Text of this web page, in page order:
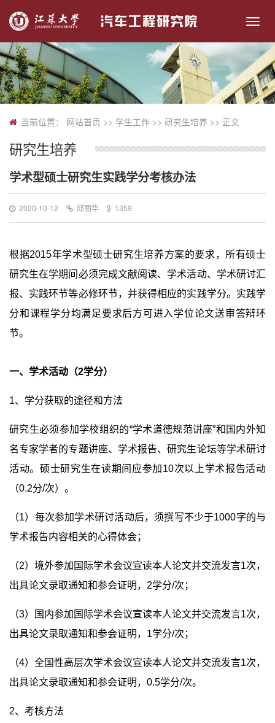
切
换
导
航
当前位置： 网站首页 >> 学生工作 >> 研究生培养 >> 正文
研究生培养
学术型硕士研究生实践学分考核办法
2020-10-12 邱丽华 1359
根据2015年学术型硕士研究生培养方案的要求，所有硕士
研究生在学期间必须完成文献阅读、学术活动、学术研讨汇
报、实践环节等必修环节，并获得相应的实践学分。实践学
分和课程学分均满足要求后方可进入学位论文送审答辩环
节。
一、学术活动（2学分）
1、学分获取的途径和方法
研究生必须参加学校组织的“学术道德规范讲座”和国内外知
名专家学者的专题讲座、学术报告、研究生论坛等学术研讨
活动。硕士研究生在读期间应参加 10次以上学术报告活动
（0.2分/次）。
（1）每次参加学术研讨活动后，须撰写不少于1000字的与
学术报告内容相关的心得体会；
（2）境外参加国际学术会议宣读本人论文并交流发言1次，
出具论文录取通知和参会证明， 2学分/次；
（3）国内参加国际学术会议宣读本人论文并交流发言1次，
出具论文录取通知和参会证明， 1学分/次；
（4）全国性高层次学术会议宣读本人论文并交流发言1次，
出具论文录取通知和参会证明， 0.5学分/次。
2、考核方法